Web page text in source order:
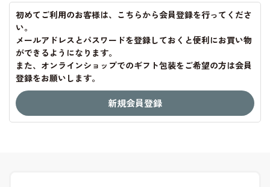
初めてご利用のお客様は、こちらから会員登録を行ってくださ
い。
メールアドレスとパスワードを登録しておくと便利にお買い物
ができるようになります。
また、オンラインショップでのギフト包装をご希望の方は会員
登録をお願いします。